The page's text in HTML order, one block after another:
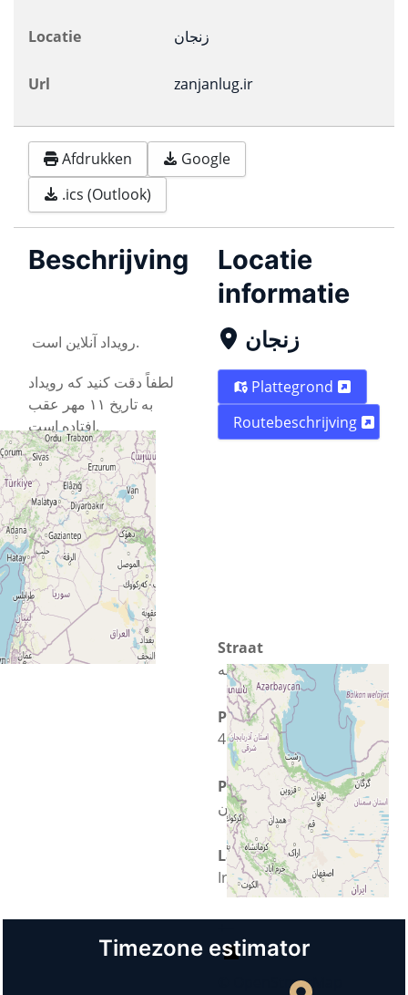
Locatie زنجان
Url zanjanlug.ir
Afdrukken
Google
.ics (Outlook)
Beschrijving
رویداد آنلاین است.
لطفاً دقت کنید که رویداد
به تاریخ ۱۱ مهر عقب
افتاده است.
Locatie
informatie
زنجان
Plattegrond
Routebeschrijving
© OpenStreetMap
Straat
سرچشمه
Plaats
Provincie
استان زنجان
Land
Iran
Timezone estimator